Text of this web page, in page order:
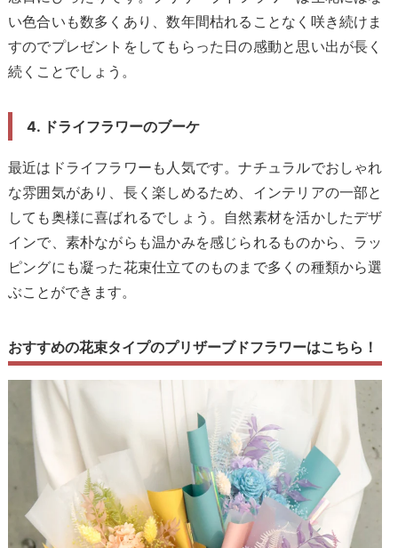
い色合いも数多くあり、数年間枯れることなく咲き続けま
すのでプレゼントをしてもらった日の感動と思い出が長く
続くことでしょう。
4. ドライフラワーのブーケ
最近はドライフラワーも人気です。ナチュラルでおしゃれ
な雰囲気があり、長く楽しめるため、インテリアの一部と
しても奥様に喜ばれるでしょう。自然素材を活かしたデザ
インで、素朴ながらも温かみを感じられるものから、ラッ
ピングにも凝った花束仕立てのものまで多くの種類から選
ぶことができます。
おすすめの花束タイプのプリザーブドフラワーはこちら！